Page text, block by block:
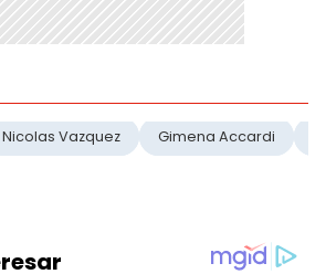
Nicolas Vazquez Gimena Accardi